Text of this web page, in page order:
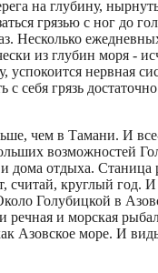
на глубину,
грязью с ног до
Несколько
из глубин моря -
успокоится нервная
себя грязь
чем в Тамани. И
возможностей
дома отдыха. Станица
считай, круглый год.
Голубицкой в
речная и морская
Азовское море. И